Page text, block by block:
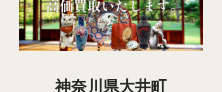
神奈川県大井町